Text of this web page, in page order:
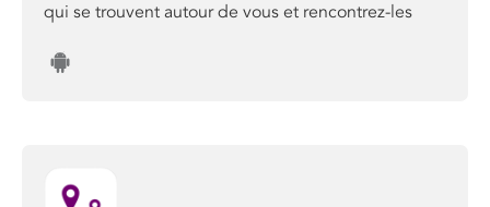
qui se trouvent autour de vous et rencontrez-les